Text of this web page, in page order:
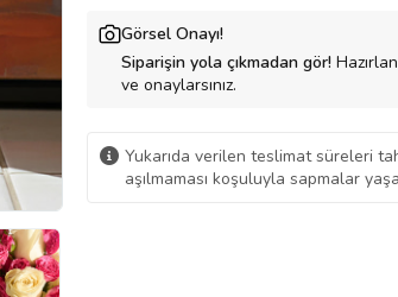
Görsel Onayı!
Siparişin yola çıkmadan gör!
ve onaylarsınız.
Yukarıda verilen teslimat süreleri
aşılmaması koşuluyla sapmalar